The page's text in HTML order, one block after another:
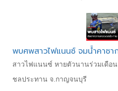
พบศพสาวไฟแนนซ์ จมน้ำคาซา
สาวไฟแนนซ์ หายตัวนานร่วมเดือ
ชลประทาน จ.กาญจนบุรี